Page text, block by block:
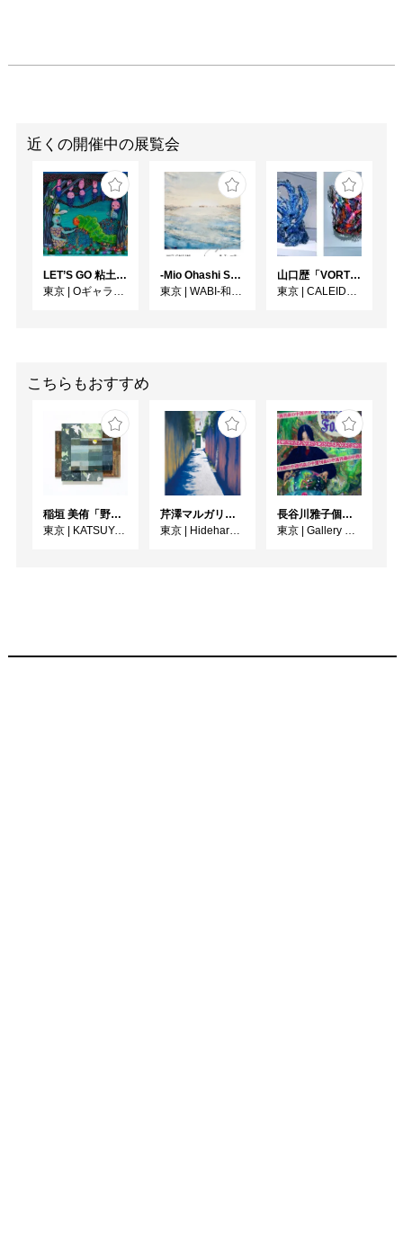
近くの開催中の展覧会
LET’S GO 粘土（クレイ）ジ−
東京
Oギャラリー
-Mio Ohashi Solo Exhibition - 大橋 澪 作品展 -
東京
WABI-和・美-
⼭⼝歴「VORTEX」
東京
CALEIDO GINZA THE HUB
こちらもおすすめ
稲垣 美侑「野辺」
東京
KATSUYA SUSUKI GALLERY
芹澤マルガリータ個展 resonance
東京
Hideharu Fukasaku Gallery Roppongi
長谷川雅子個展「終わりなき森の美術館」
東京
Gallery MUMON